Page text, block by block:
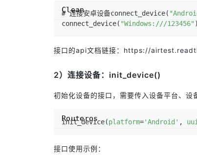
# 连接安卓设备connect_device(
connect_device( "Windows:///123456"
Clean
接口的api文档链接： https://
2）连接设备：init_device()
初始化设备的接口，需要传入设备平台、
init_device(platform='Android' ,
Routeros
接口使用示例：